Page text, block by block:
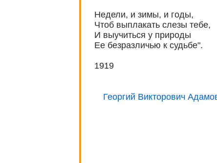
Недели, и зимы, и годы,
Чтоб выплакать слезы тебе,
И выучиться у природы
Ее безразличью к судьбе".
1919
Георгий Викторович